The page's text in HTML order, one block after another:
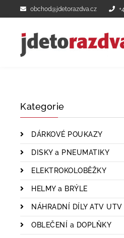
obchod@jdetorazdva.cz
Kategorie
DÁRKOVÉ POUKAZY
DISKY a PNEUMATIKY
ELEKTROKOLOBĚŽKY
HELMY a BRÝLE
NÁHRADNÍ DÍLY ATV UTV
OBLEČENÍ a DOPLŇKY